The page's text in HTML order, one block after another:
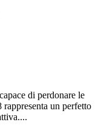
di perdonare le
rappresenta un perfetto